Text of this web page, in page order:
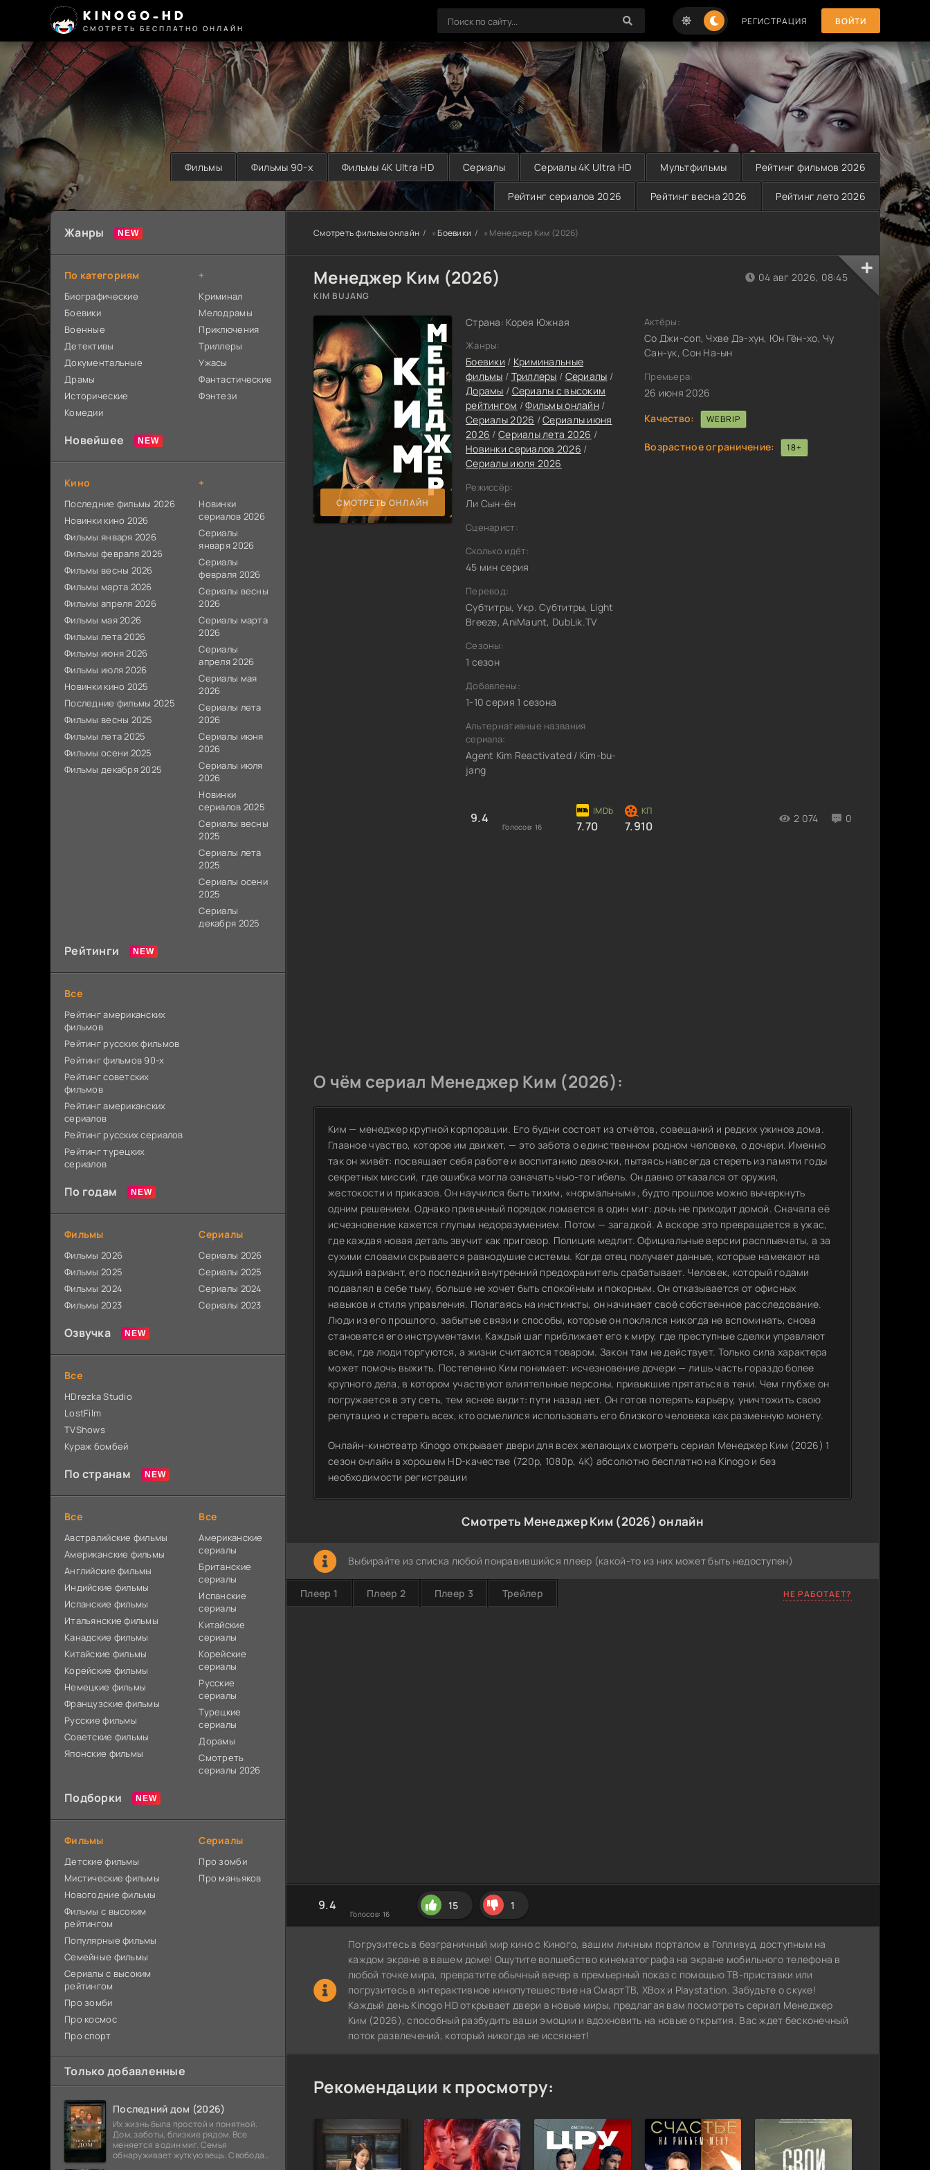
KINOGO-HD
СМОТРЕТЬ БЕСПЛАТНО ОНЛАЙН
РЕГИСТРАЦИЯ ВОЙТИ
Фильмы Фильмы 90-х Фильмы 4K Ultra HD Сериалы Сериалы 4K Ultra HD Мультфильмы Рейтинг фильмов 2026
Рейтинг сериалов 2026 Рейтинг весна 2026 Рейтинг лето 2026
Смотреть фильмы онлайн »Боевики » Менеджер Ким (2026)
Менеджер Ким (2026)
KIM BUJANG
СМОТРЕТЬ ОНЛАЙН
Страна: Корея Южная
Жанры:
Боевики / Криминальные
фильмы / Триллеры / Сериалы /
Дорамы / Сериалы с высоким
рейтингом /Фильмы онлайн /
Сериалы 2026 /Сериалы июня
2026 / Сериалы лета 2026 /
Новинки сериалов 2026 /
Сериалы июля 2026
Режиссёр:
Ли Сын-ён
Сценарист:
Сколько идёт:
45 мин серия
Перевод:
Субтитры, Укр. Субтитры, Light
Breeze, AniMaunt, DubLik.TV
Сезоны:
1 сезон
Добавлены:
1-10 серия 1 сезона
Альтернативные названия
сериала:
Agent Kim Reactivated / Kim-bu-
jang
9.4
Голосов: 16 7.70 7.910
2 074 0
04 авг 2026, 08:45
Актёры:
Со Джи-соп, Чхве Дэ-хун, Юн Гён-хо, Чу
Сан-ук, Сон На-ын
Премьера:
26 июня 2026
Качество:
WEBRIP
Возрастное ограничение: 18+
О чём сериал Менеджер Ким (2026):
Ким — менеджер крупной корпорации. Его будни состоят из отчётов, совещаний и редких ужинов дома.
Главное чувство, которое им движет, — это забота о единственном родном человеке, о дочери. Именно
так он живёт: посвящает себя работе и воспитанию девочки, пытаясь навсегда стереть из памяти годы
секретных миссий, где ошибка могла означать чью-то гибель. Он давно отказался от оружия,
жестокости и приказов. Он научился быть тихим, «нормальным», будто прошлое можно вычеркнуть
одним решением. Однако привычный порядок ломается в один миг: дочь не приходит домой. Сначала её
исчезновение кажется глупым недоразумением. Потом — загадкой. А вскоре это превращается в ужас,
где каждая новая деталь звучит как приговор. Полиция медлит. Официальные версии расплывчаты, а за
сухими словами скрывается равнодушие системы. Когда отец получает данные, которые намекают на
худший вариант, его последний внутренний предохранитель срабатывает. Человек, который годами
подавлял в себе тьму, больше не хочет быть спокойным и покорным. Он отказывается от офисных
навыков и стиля управления. Полагаясь на инстинкты, он начинает своё собственное расследование.
Люди из его прошлого, забытые связи и способы, которые он поклялся никогда не вспоминать, снова
становятся его инструментами. Каждый шаг приближает его к миру, где преступные сделки управляют
всем, где люди торгуются, а жизни считаются товаром. Закон там не действует. Только сила характера
может помочь выжить. Постепенно Ким понимает: исчезновение дочери — лишь часть гораздо более
крупного дела, в котором участвуют влиятельные персоны, привыкшие прятаться в тени. Чем глубже он
погружается в эту сеть, тем яснее видит: пути назад нет. Он готов потерять карьеру, уничтожить свою
репутацию и стереть всех, кто осмелился использовать его близкого человека как разменную монету.
Онлайн-кинотеатр Kinogo открывает двери для всех желающих смотреть сериал Менеджер Ким (2026) 1
сезон онлайн в хорошем HD-качестве (720p, 1080p, 4K) абсолютно бесплатно на Kinogo и без
необходимости регистрации
Смотреть Менеджер Ким (2026) онлайн
Выбирайте из списка любой понравившийся плеер (какой-то из них может быть недоступен)
Плеер 1 Плеер 2 Плеер 3 Трейлер НЕ РАБОТАЕТ?
9.4
Голосов: 16
15 1
Погрузитесь в безграничный мир кино с Киного, вашим личным порталом в Голливуд, доступным на
каждом экране в вашем доме! Ощутите волшебство кинематографа на экране мобильного телефона в
любой точке мира, превратите обычный вечер в премьерный показ с помощью ТВ-приставки или
погрузитесь в интерактивное кинопутешествие на СмартТВ, XBox и Playstation. Забудьте о скуке!
Каждый день Kinogo HD открывает двери в новые миры, предлагая вам посмотреть сериал Менеджер
Ким (2026), способный разбудить ваши эмоции и вдохновить на новые открытия. Вас ждет бесконечный
поток развлечений, который никогда не иссякнет!
Рекомендации к просмотру:
Жанры
По категориям
Биографические
Боевики
Военные
Детективы
Документальные
Драмы
Исторические
Комедии
+
Криминал
Мелодрамы
Приключения
Триллеры
Ужасы
Фантастические
Фэнтези
Новейшее
Кино
Последние фильмы 2026
Новинки кино 2026
Фильмы января 2026
Фильмы февраля 2026
Фильмы весны 2026
Фильмы марта 2026
Фильмы апреля 2026
Фильмы мая 2026
Фильмы лета 2026
Фильмы июня 2026
Фильмы июля 2026
Новинки кино 2025
Последние фильмы 2025
Фильмы весны 2025
Фильмы лета 2025
Фильмы осени 2025
Фильмы декабря 2025
+
Новинки
сериалов 2026
Сериалы
января 2026
Сериалы
февраля 2026
Сериалы весны
2026
Сериалы марта
2026
Сериалы
апреля 2026
Сериалы мая
2026
Сериалы лета
2026
Сериалы июня
2026
Сериалы июля
2026
Новинки
сериалов 2025
Сериалы весны
2025
Сериалы лета
2025
Сериалы осени
2025
Сериалы
декабря 2025
Рейтинги
Все
Рейтинг американских
фильмов
Рейтинг русских фильмов
Рейтинг фильмов 90-х
Рейтинг советских
фильмов
Рейтинг американских
сериалов
Рейтинг русских сериалов
Рейтинг турецких
сериалов
По годам
Фильмы
Фильмы 2026
Фильмы 2025
Фильмы 2024
Фильмы 2023
Сериалы
Сериалы 2026
Сериалы 2025
Сериалы 2024
Сериалы 2023
Озвучка
Все
HDrezka Studio
LostFilm
TVShows
Кураж бомбей
По странам
Все
Австралийские фильмы
Американские фильмы
Английские фильмы
Индийские фильмы
Испанские фильмы
Итальянские фильмы
Канадские фильмы
Китайские фильмы
Корейские фильмы
Немецкие фильмы
Французские фильмы
Русские фильмы
Советские фильмы
Японские фильмы
Все
Американские
сериалы
Британские
сериалы
Испанские
сериалы
Китайские
сериалы
Корейские
сериалы
Русские
сериалы
Турецкие
сериалы
Дорамы
Смотреть
сериалы 2026
Подборки
Фильмы
Детские фильмы
Мистические фильмы
Новогодние фильмы
Фильмы с высоким
рейтингом
Популярные фильмы
Семейные фильмы
Сериалы с высоким
рейтингом
Про зомби
Про космос
Про спорт
Сериалы
Про зомби
Про маньяков
Только добавленные
Последний дом (2026)
Их жизнь была простой и понятной.
Дом, заботы, близкие рядом. Все
меняется в один миг. Семья
обнаруживает жуткую вещь. Свобода